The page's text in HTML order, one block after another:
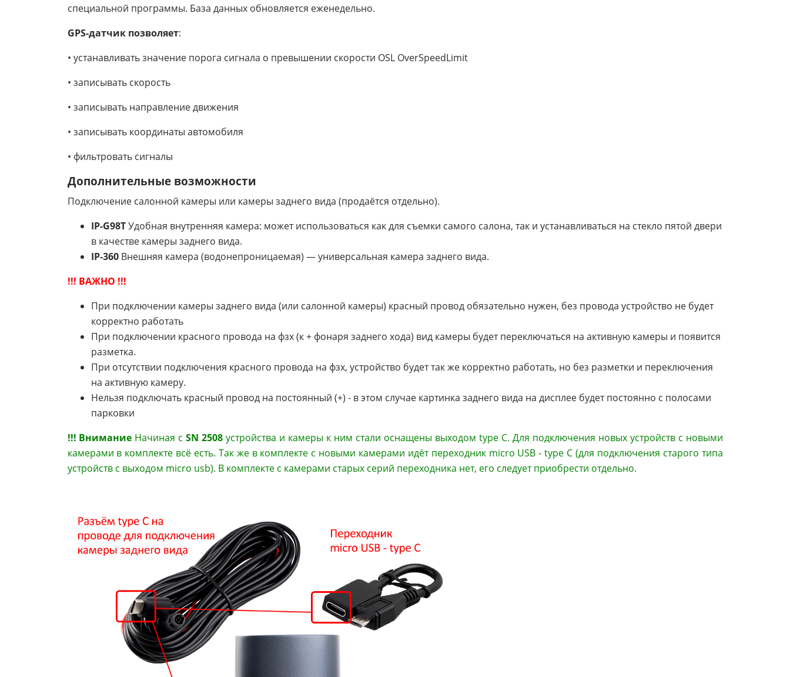
специальной программы. База данных обновляется еженедельно.
GPS-датчик позволяет:
• устанавливать значение порога сигнала о превышении скорости OSL OverSpeedLimit
• записывать скорость
• записывать направление движения
• записывать координаты автомобиля
• фильтровать сигналы
Дополнительные возможности
Подключение салонной камеры или камеры заднего вида (продаётся отдельно).
IP-G98TУдобная внутренняя камера: может использоваться как для съемки самого салона, так и устанавливаться на стекло пятой двери
в качестве камеры заднего вида.
IP-360Внешняя камера (водонепроницаемая) — универсальная камера заднего вида.
!!! ВАЖНО !!!
При подключении камеры заднего вида (или салонной камеры) красный провод обязательно нужен, без провода устройство не будет
корректно работать
При подключении красного провода на фзх (к + фонаря заднего хода) вид камеры будет переключаться на активную камеры и появится
разметка.
При отсутствии подключения красного провода на фзх, устройство будет так же корректно работать, но без разметки и переключения
на активную камеру.
Нельзя подключать красный провод на постоянный (+) - в этом случае картинка заднего вида на дисплее будет постоянно с полосами
парковки
!!! Внимание Начиная сSN 2508 устройства и камеры к ним стали оснащены выходом type C. Для подключения новых устройств с новыми
камерами в комплекте всё есть. Так же в комплекте с новыми камерами идёт переходник micro USB - type C (для подключения старого типа
устройств с выходом micro usb). В комплекте с камерами старых серий переходника нет, его следует приобрести отдельно.